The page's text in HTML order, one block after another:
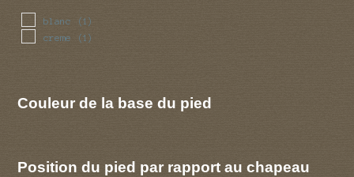
blanc (1)
creme (1)
Couleur de la base du pied
Position du pied par rapport au chapeau